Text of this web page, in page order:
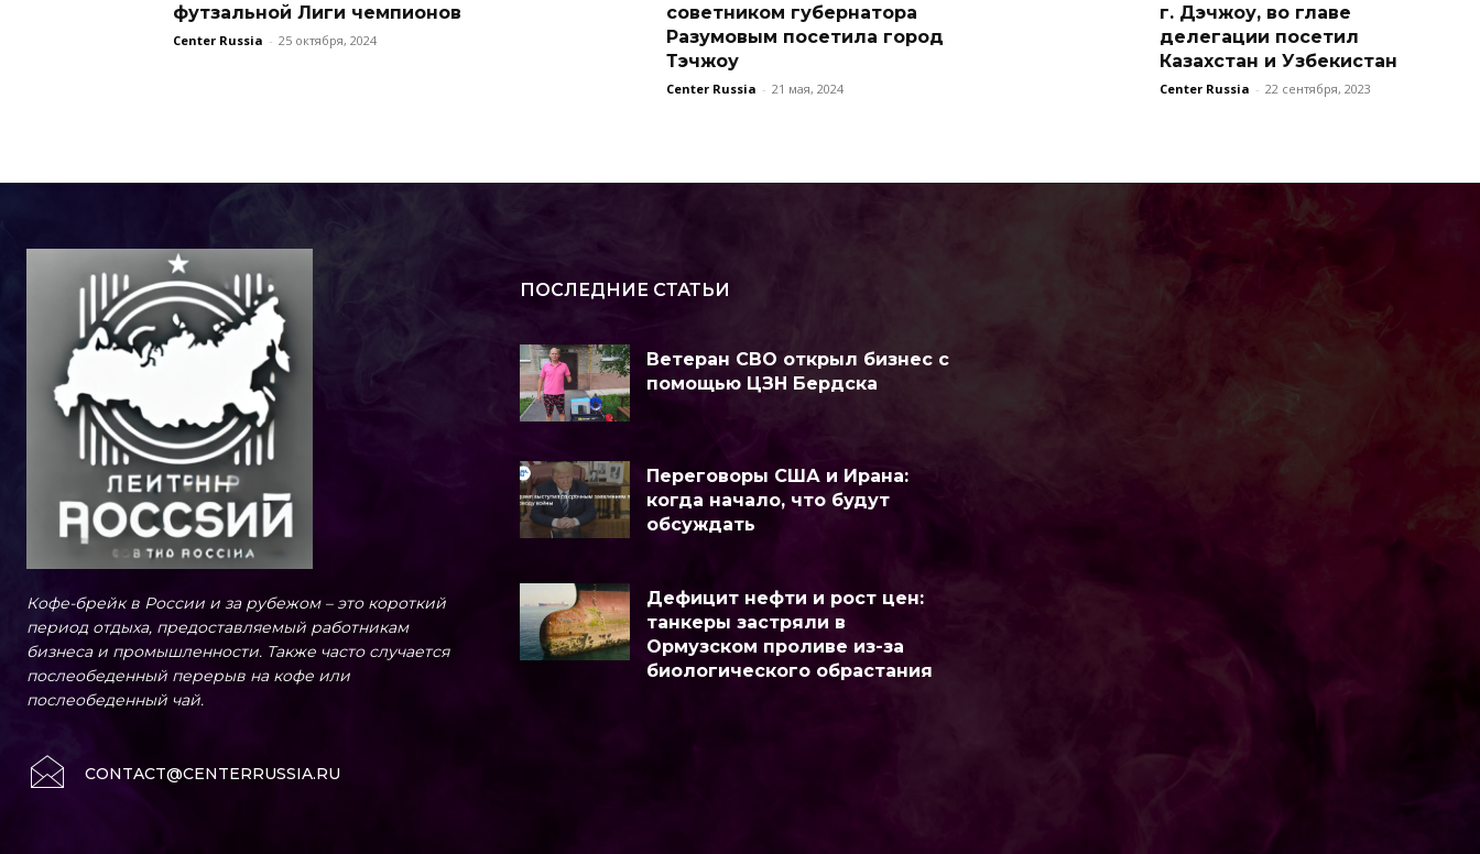
футзальной Лиги чемпионов
Center Russia - 25 октября, 2024
советником губернатора
Разумовым посетила город
Тэчжоу
Center Russia - 21 мая, 2024
г. Дэчжоу, во главе
делегации посетил
Казахстан и Узбекистан
Center Russia - 22 сентября, 2023
Кофе-брейк в России и за рубежом – это короткий
период отдыха, предоставляемый работникам
бизнеса и промышленности. Также часто случается
послеобеденный перерыв на кофе или
послеобеденный чай.
CONTACT@CENTERRUSSIA.RU
ПОСЛЕДНИЕ СТАТЬИ
Ветеран СВО открыл бизнес с
помощью ЦЗН Бердска
Переговоры США и Ирана:
когда начало, что будут
обсуждать
Дефицит нефти и рост цен:
танкеры застряли в
Ормузском проливе из-за
биологического обрастания